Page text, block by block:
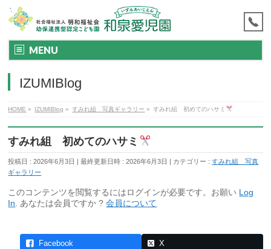
MENU
IZUMIBlog
HOME » IZUMIBlog » すみれ組 写真ギャラリー » すみれ組 初めてのハサミ
すみれ組 初めてのハサミ
投稿日 : 2026年6月3日 最終更新日時 : 2026年6月3日 カテゴリー :すみれ組 写真
ギャラリー
このコンテンツを閲覧するにはログインが必要です。お願い Log
In. あなたは会員ですか ?会員について
Facebook X